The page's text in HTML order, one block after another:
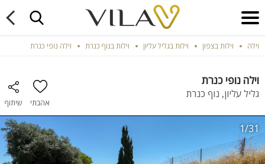
וילה וילות בצפון וילות בגליל עליון וילות בנוף כנרת וילה נופי כנרת
וילה נופי כנרת
גליל עליון, נוף כנרת
אהבתי שיתוף
1/31